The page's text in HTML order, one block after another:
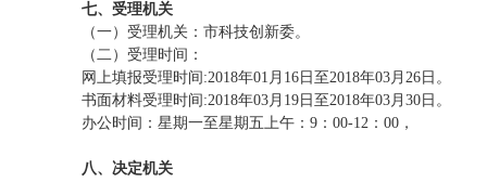
七、受理机关
（一）受理机关：市科技创新委。
（二）受理时间：
网上填报受理时间:2018年01月16日至2018年03月26日。
书面材料受理时间:2018年03月19日至2018年03月30日。
办公时间：星期一至星期五上午：9：00-12：00，
八、决定机关